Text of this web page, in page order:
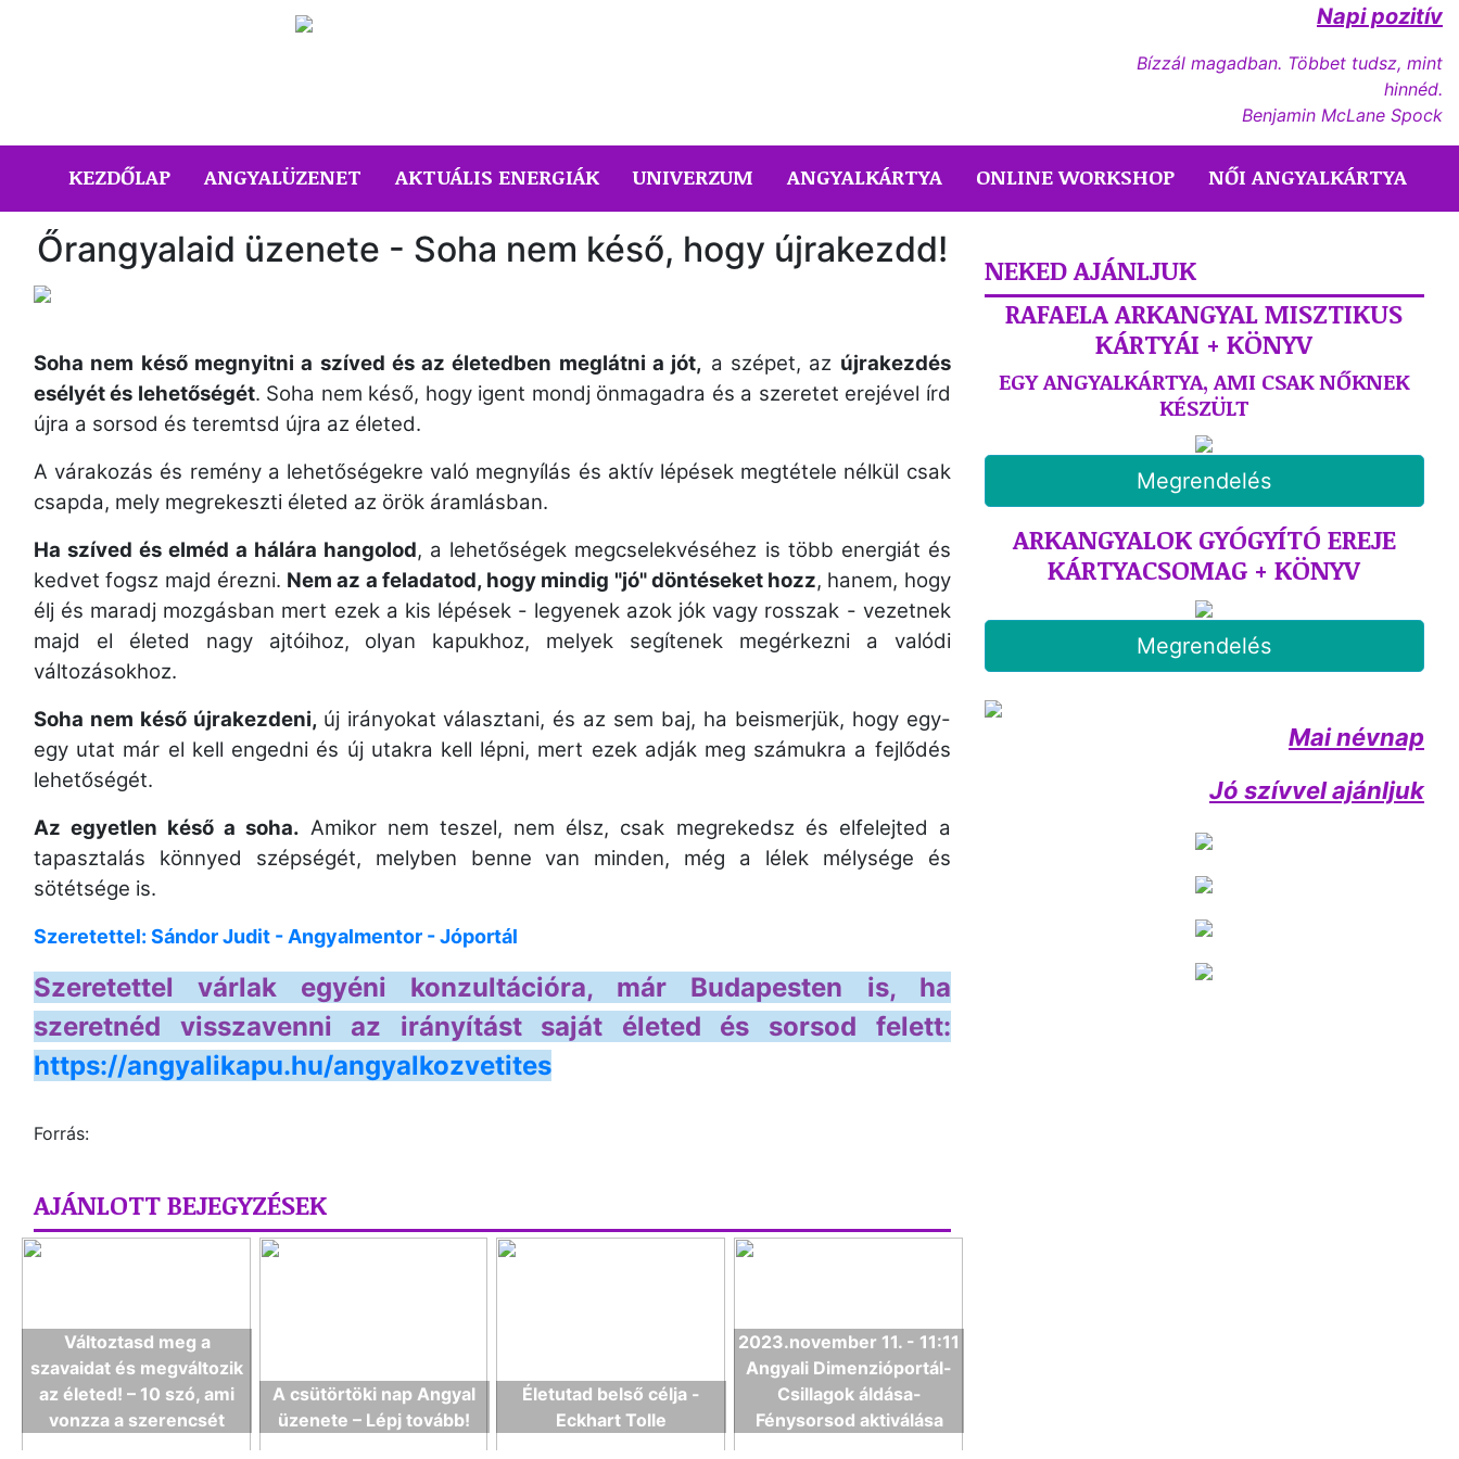
Napi pozitív
Bízzál magadban. Többet tudsz, mint
hinnéd.
Benjamin McLane Spock
KEZDŐLAP(CURRENT)
ANGYALÜZENET AKTUÁLIS ENERGIÁK UNIVERZUM ANGYALKÁRTYA ONLINE WORKSHOP NŐI ANGYALKÁRTYA
Őrangyalaid üzenete - Soha nem késő, hogy újrakezdd!
Soha nem késő megnyitni a szíved és az életedben meglátni a jót, a szépet, az újrakezdés
esélyét és lehetőségét. Soha nem késő, hogy igent mondj önmagadra és a szeretet erejével írd
újra a sorsod és teremtsd újra az életed.
A várakozás és remény a lehetőségekre való megnyílás és aktív lépések megtétele nélkül csak
csapda, mely megrekeszti életed az örök áramlásban.
Ha szíved és elméd a hálára hangolod, a lehetőségek megcselekvéséhez is több energiát és
kedvet fogsz majd érezni. Nem az a feladatod, hogy mindig "jó" döntéseket hozz, hanem, hogy
élj és maradj mozgásban mert ezek a kis lépések - legyenek azok jók vagy rosszak - vezetnek
majd el életed nagy ajtóihoz, olyan kapukhoz, melyek segítenek megérkezni a valódi
változásokhoz.
Soha nem késő újrakezdeni, új irányokat választani, és az sem baj, ha beismerjük, hogy egy-
egy utat már el kell engedni és új utakra kell lépni, mert ezek adják meg számukra a fejlődés
lehetőségét.
Az egyetlen késő a soha. Amikor nem teszel, nem élsz, csak megrekedsz és elfelejted a
tapasztalás könnyed szépségét, melyben benne van minden, még a lélek mélysége és
sötétsége is.
Szeretettel: Sándor Judit - Angyalmentor - Jóportál
Szeretettel várlak egyéni konzultációra, már Budapesten is, ha
szeretnéd visszavenni az irányítást saját életed és sorsod felett:
https://angyalikapu.hu/angyalkozvetites
Forrás:
AJÁNLOTT BEJEGYZÉSEK
Változtasd meg a
szavaidat és megváltozik
az életed! – 10 szó, ami
vonzza a szerencsét
A csütörtöki nap Angyal
üzenete – Lépj tovább!
Életutad belső célja -
Eckhart Tolle
2023.november 11. - 11:11
Angyali Dimenzióportál-
Csillagok áldása-
Fénysorsod aktiválása
NEKED AJÁNLJUK
RAFAELA ARKANGYAL MISZTIKUS
KÁRTYÁI + KÖNYV
EGY ANGYALKÁRTYA, AMI CSAK NŐKNEK
KÉSZÜLT
Megrendelés
ARKANGYALOK GYÓGYÍTÓ EREJE
KÁRTYACSOMAG + KÖNYV
Megrendelés
Mai névnap
Jó szívvel ajánljuk